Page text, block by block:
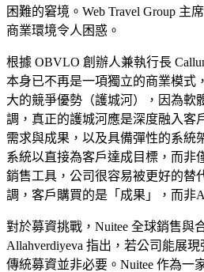
困難的窘境。Web Travel Group 主
商業環境令人困惑。
根據 OBVLO 創辦人兼執行長
本身已不再是一項獨立的商業模式
大的競爭優勢（護城河），因為軟
調，真正的護城河應是深度融入客
需求與成果，以及具備彈性的系統
系統以直接為客戶達成目標，而非
銷售工具，公司很容易被更好的替
調，客戶購買的是「成果」，而非
對於募資挑戰，Nuitee 全球銷售與
Allahverdiyeva 指出，若公司能展
傳統募資並非必要。Nuitee 作為一